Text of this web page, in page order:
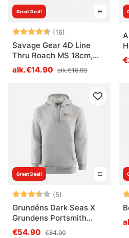
Great Deal!
Arvio: (16)
4.8 5:sta tähdestä
Savage Gear 4D Line
Thru Roach MS 18cm,
86g
alk.€14.90 alk.€16.90
Great Deal!
Arvio: (5)
3.6 5:sta tähdestä
Grundéns Dark Seas X
Grundens Portsmith
Hoodie Athletic Heather
€54.90 €84.90